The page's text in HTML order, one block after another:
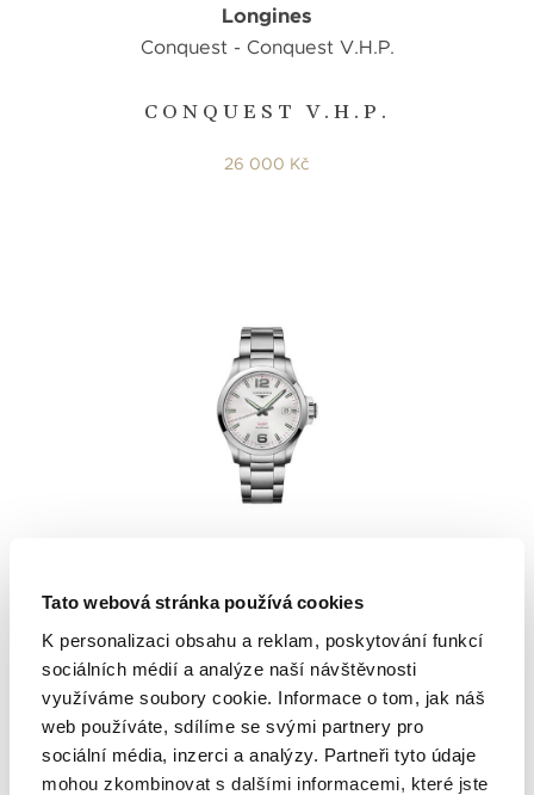
Tato webová stránka používá cookies
K personalizaci obsahu a reklam, poskytování funkcí
sociálních médií a analýze naší návštěvnosti
využíváme soubory cookie. Informace o tom, jak náš
web používáte, sdílíme se svými partnery pro
sociální média, inzerci a analýzy. Partneři tyto údaje
mohou zkombinovat s dalšími informacemi, které jste
CONQUEST V.H.P.
Longines
Conquest - Conquest V.H.P.
26 000 Kč
CONQUEST V.H.P.
Conquest - Conquest V.H.P.
27 300 Kč